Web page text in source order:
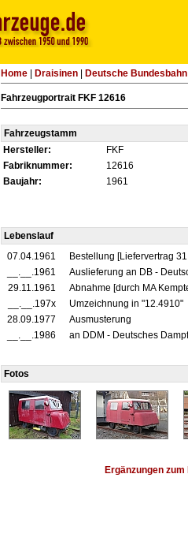
Home Draisinen Deutsche Bundesbahn
Fahrzeugportrait FKF 12616
Fahrzeugstamm
Hersteller:
FKF
Fabriknummer:
12616
Baujahr:
1961
Lebenslauf
07.04.1961
Bestellung [Liefervertrag
__.__.1961
Auslieferung an DB -
29.11.1961
Abnahme [durch MA
__.__.197x
Umzeichnung in "12.4910"
28.09.1977
Ausmusterung
__.__.1986
an DDM - Deutsches
Fotos
Ergänzungen